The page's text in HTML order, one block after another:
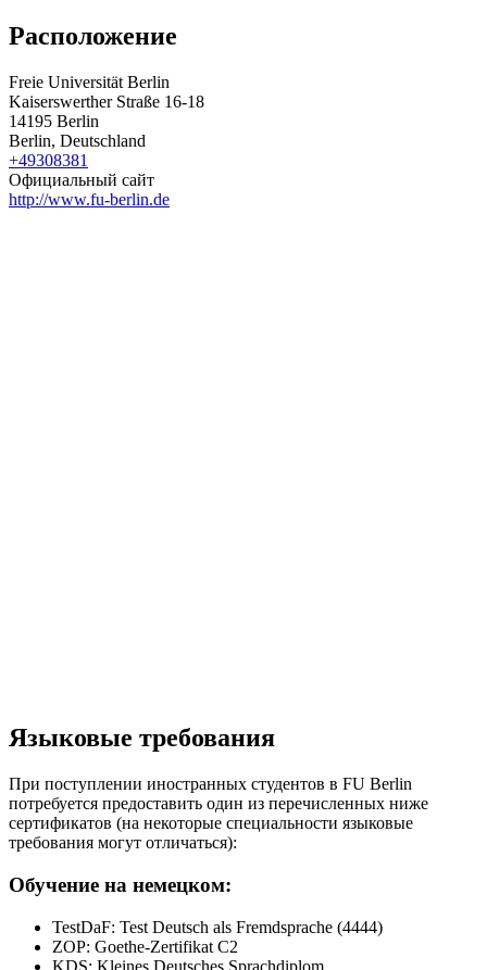
Расположение
Freie Universität Berlin
Kaiserswerther Straße 16-18
14195 Berlin
Berlin, Deutschland
+49308381
Официальный сайт
http://www.fu-berlin.de
Языковые требования
При поступлении иностранных студентов в FU Berlin
потребуется предоставить один из перечисленных ниже
сертификатов (на некоторые специальности языковые
требования могут отличаться):
Обучение на немецком:
TestDaF: Test Deutsch als Fremdsprache (4444)
ZOP: Goethe-Zertifikat C2
KDS: Kleines Deutsches Sprachdiplom